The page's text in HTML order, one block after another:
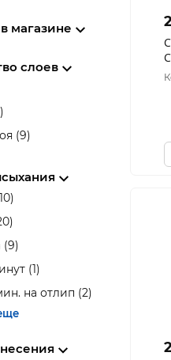
магазине
слоев
(9)
(9)
(1)
на отлип (2)